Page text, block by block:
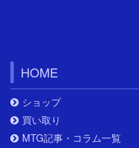
HOME
ショップ
買い取り
MTG記事・コラム一覧